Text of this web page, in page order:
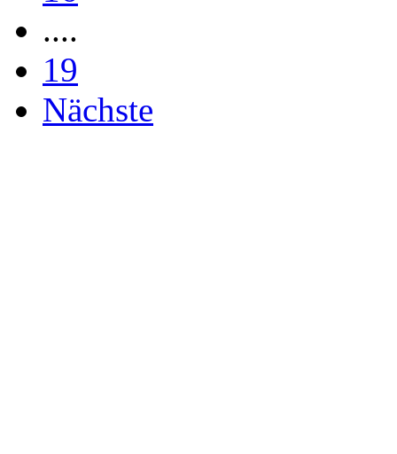
....
19
Nächste